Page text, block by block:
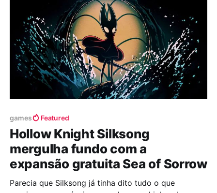
games Featured
Hollow Knight Silksong
mergulha fundo com a
expansão gratuita Sea of Sorrow
Parecia que Silksong já tinha dito tudo o que